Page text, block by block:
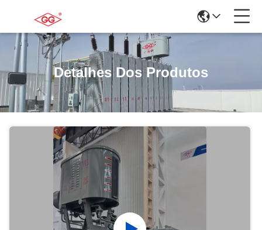
Detalhes Dos Produtos